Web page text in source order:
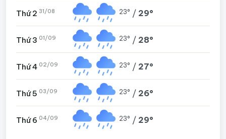
Thứ 2 31/08 23° / 29°
Thứ 3 01/09 23° / 28°
Thứ 4 02/09 23° / 27°
Thứ 5 03/09 23° / 26°
Thứ 6 04/09 23° / 29°